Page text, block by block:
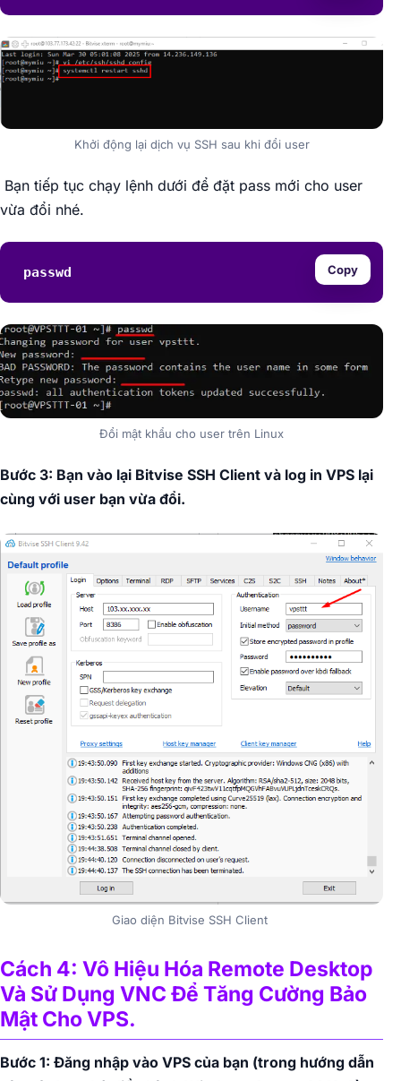
Khởi động lại dịch vụ SSH sau khi đổi user
Bạn tiếp tục chạy lệnh dưới để đặt pass mới cho user
vừa đổi nhé.
passwd Copy
Đổi mật khẩu cho user trên Linux
Bước 3: Bạn vào lại Bitvise SSH Client và log in VPS lại
cùng với user bạn vừa đổi.
Giao diện Bitvise SSH Client
Cách 4: Vô Hiệu Hóa Remote Desktop
Và Sử Dụng VNC Để Tăng Cường Bảo
Mật Cho VPS.
Bước 1: Đăng nhập vào VPS của bạn (trong hướng dẫn